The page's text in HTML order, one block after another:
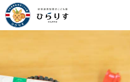
月